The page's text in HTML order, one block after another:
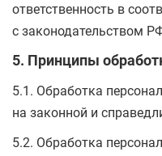
ответственность в
с законодательством
5. Принципы
5.1. Обработка
на законной и
5.2. Обработка